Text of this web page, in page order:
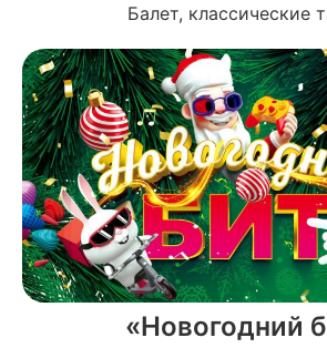
Балет, классические
«Новогодний